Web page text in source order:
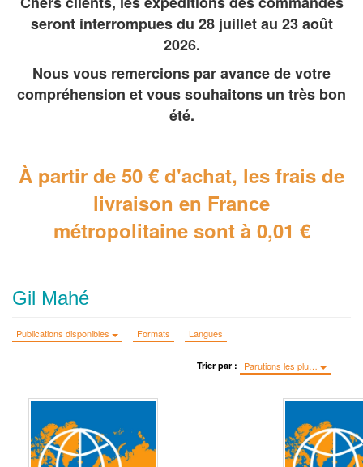
seront interrompues du 28 juillet au 23 août
2026.
Nous vous remercions par avance de votre
compréhension et vous souhaitons un très bon
été.
À partir de 50 € d'achat, les frais de
livraison en France
métropolitainesont à 0,01 €
Gil Mahé
Publications disponibles Formats Langues
Trier par : Parutions les plu…